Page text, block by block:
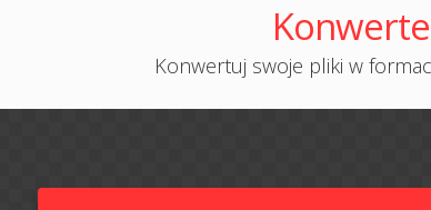
Konwertuj swoje pliki w